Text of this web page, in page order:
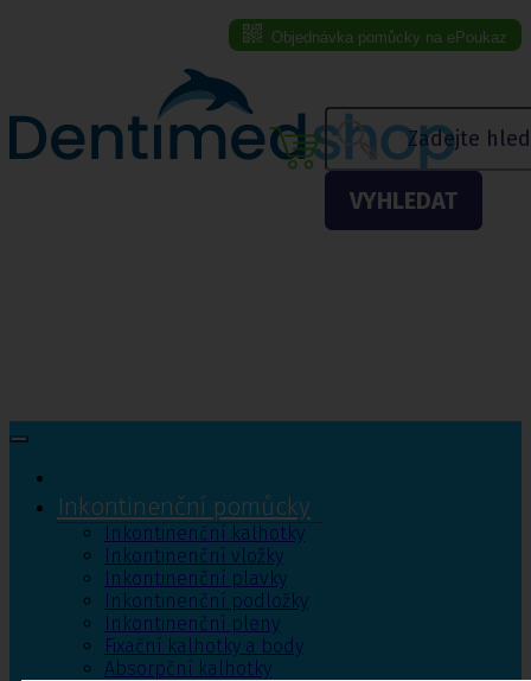
Objednávka pomůcky na ePoukaz
VYHLEDAT
Inkontinenční pomůcky
Inkontinenční kalhotky
Inkontinenční vložky
Inkontinenční plavky
Inkontinenční podložky
Inkontinenční pleny
Fixační kalhotky a body
Absorpční kalhotky